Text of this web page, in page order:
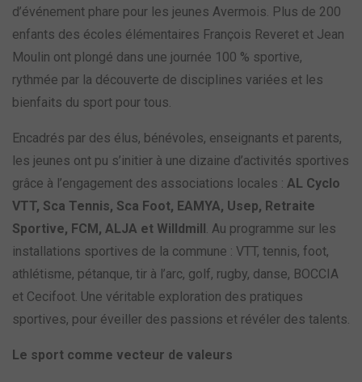
d’événement phare pour les jeunes Avermois. Plus de 200
enfants des écoles élémentaires François Reveret et Jean
Moulin ont plongé dans une journée 100 % sportive,
rythmée par la découverte de disciplines variées et les
bienfaits du sport pour tous.
Encadrés par des élus, bénévoles, enseignants et parents,
les jeunes ont pu s’initier à une dizaine d’activités sportives
grâce à l’engagement des associations locales : AL Cyclo
VTT, Sca Tennis, Sca Foot, EAMYA, Usep, Retraite
Sportive, FCM, ALJA et Willdmill. Au programme sur les
installations sportives de la commune : VTT, tennis, foot,
athlétisme, pétanque, tir à l’arc, golf, rugby, danse, BOCCIA
et Cecifoot. Une véritable exploration des pratiques
sportives, pour éveiller des passions et révéler des talents.
Le sport comme vecteur de valeurs